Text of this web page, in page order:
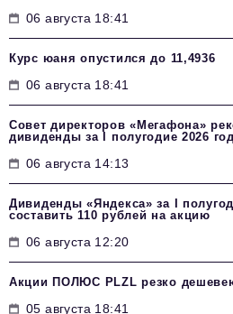
06 августа 18:41
Курс юаня опустился до 11,4936
06 августа 18:41
Совет директоров «Мегафона»
дивиденды за I полугодие 2026
06 августа 14:13
Дивиденды «Яндекса» за I
составить 110 рублей на акцию
06 августа 12:20
Акции ПОЛЮС PLZL резко
05 августа 18:41